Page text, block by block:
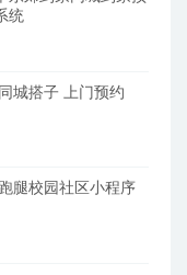
统
城搭子 上门预约
腿校园社区小程序